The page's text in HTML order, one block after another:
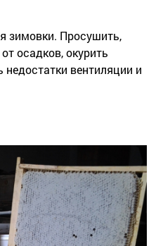
зимовки. Просушить,
осадков, окурить
недостатки вентиляции и